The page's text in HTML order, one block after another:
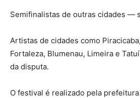
Semifinalistas de outras cidades —
Artistas de cidades como
Fortaleza, Blumenau, Limeira e
da disputa.
O festival é realizado pela